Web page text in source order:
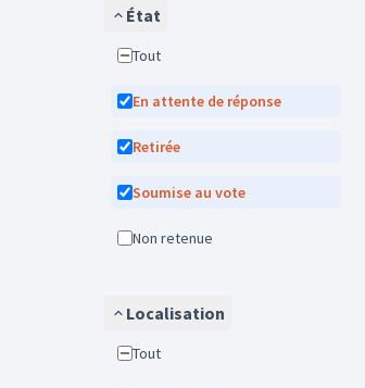
État
Tout
En attente de réponse
Retirée
Soumise au vote
Non retenue
Localisation
Tout